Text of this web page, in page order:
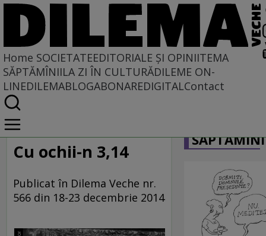
Home SOCIETATEEDITORIALE ȘI OPINIITEMA
SĂPTĂMÎNIILA ZI ÎN CULTURĂDILEME ON-
LINEDILEMABLOGABONAREDIGITALContact
Home
Societate
LA SINGULAR ȘI LA PLURAL
Cu ochii-n 3,14
Publicat în Dilema Veche nr.
566 din 18-23 decembrie 2014